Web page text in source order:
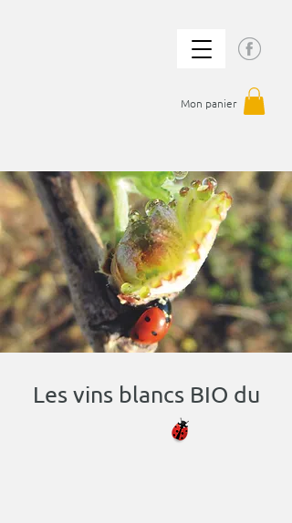
Mon panier
Les vins blancs BIO du